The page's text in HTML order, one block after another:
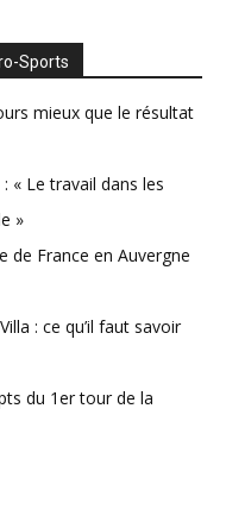
Sports
mieux que le résultat
« Le travail dans les
»
de France en Auvergne
: ce qu’il faut savoir
du 1er tour de la